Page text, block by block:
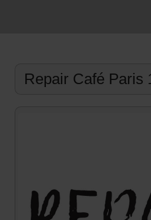
Repair Café Paris